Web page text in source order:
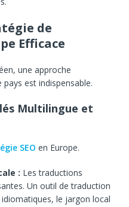
de
Efficace
une approche
est indispensable.
Multilingue et
SEO en Europe.
: Les traductions
Un outil de traduction
le jargon local